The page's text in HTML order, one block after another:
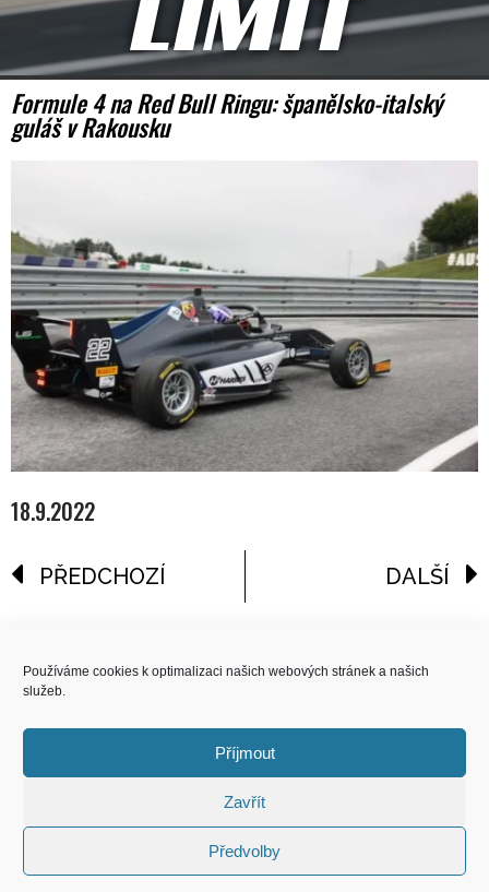
Používáme cookies k optimalizaci našich webových stránek a našich
služeb.
Příjmout
Zavřít
Předvolby
Formule 4 na Red Bull Ringu: španělsko-italský
guláš v Rakousku
18.9.2022
PŘEDCHOZÍ DALŠÍ
COPYRIGHT
© 2026 Speed Limit,
All Rights Reserved